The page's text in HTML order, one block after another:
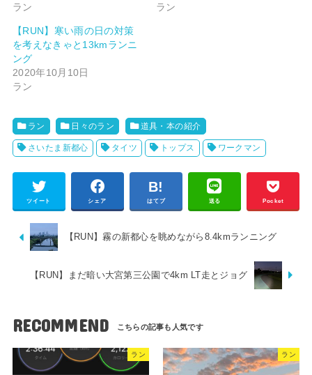
ラン
ラン
【RUN】寒い雨の日の対策
を考えなきゃと13kmランニ
ング
2020年10月10日
ラン
ラン 日々のラン 道具・本の紹介
さいたま新都心 タイツ トップス ワークマン
ツイート シェア はてブ 送る Pocket
【RUN】霧の新都心を眺めながら8.4kmランニング
【RUN】まだ暗い大宮第三公園で4km LT走とジョグ
RECOMMEND
ラン ラン